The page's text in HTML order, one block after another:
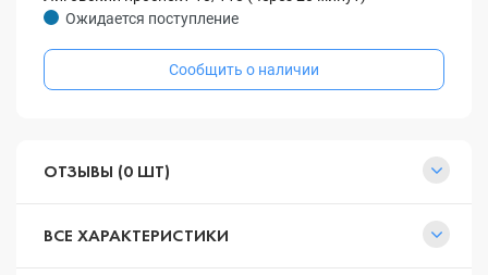
Ожидается поступление
Сообщить о наличии
ОТЗЫВЫ (0 ШТ)
ВСЕ ХАРАКТЕРИСТИКИ